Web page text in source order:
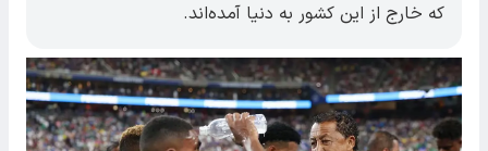
که خارج از این کشور به دنیا آمده‌اند.